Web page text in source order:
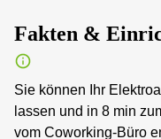
Fakten &
Sie können Ihr
lassen und in 8 min
vom Coworking-Büro